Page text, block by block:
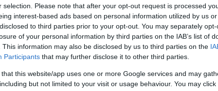
selection. Please note that after your opt-out request is processed
interest-based ads based on personal information utilized by us
to third parties prior to your opt-out. You may separately
of your personal information by third parties on the IAB’s list of
This information may also be disclosed by us to third parties on the
Participants that may further disclose it to other third parties.
that this website/app uses one or more Google services and may
but not limited to your visit or usage behaviour. You may
επικεντρώνεται στις μεθόδους και τις πρακτικές
βιοστατιστικής στην ιατρική και φαρμακευτική
σε στατιστικούς, επιστήμονες δεδομένων
κλινικούς ιατρούς και επιστήμονες
που εργάζονται ή ενδιαφέρονται για τον
βιοστατιστικής και επιστήμης δεδομένων